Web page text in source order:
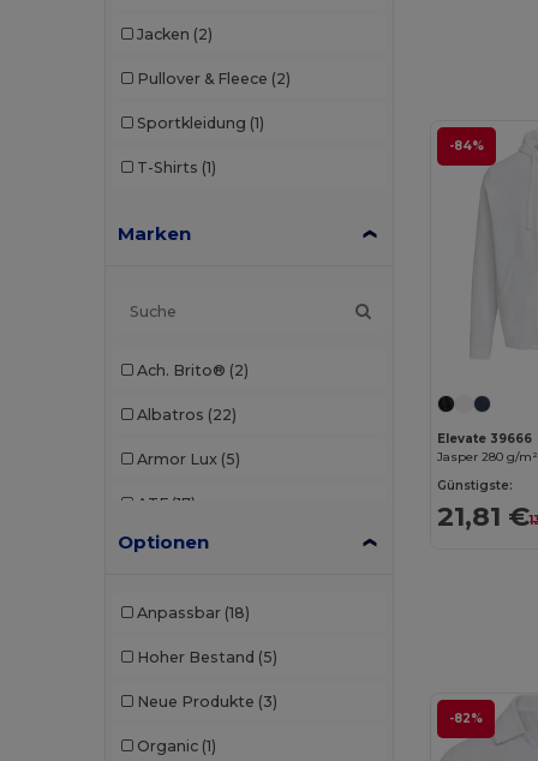
Jacken (2)
Pullover & Fleece (2)
Sportkleidung (1)
T-Shirts (1)
Marken
Ach. Brito® (2)
Albatros (22)
Armor Lux (5)
ATF (17)
Atlantis (102)
Optionen
Anpassbar (18)
Hoher Bestand (5)
Neue Produkte (3)
Organic (1)
-84%
Elevate 39666
Günstigste:
21,81 €
-82%